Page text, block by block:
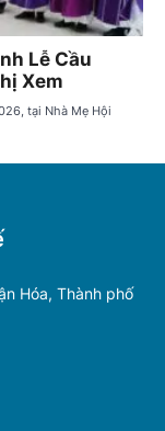
Hóa, Thành phố